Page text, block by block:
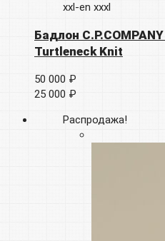
xxl-en xxxl
Бадлон
Turtleneck Knit
50 000 ₽
25 000 ₽
Распродажа!